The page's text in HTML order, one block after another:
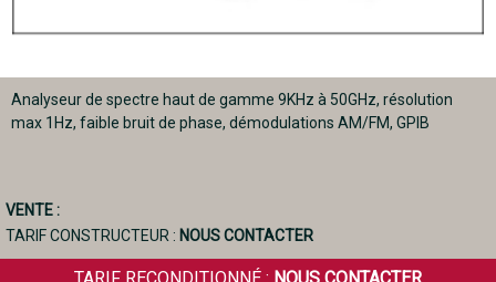
Analyseur de spectre haut de gamme 9KHz à 50GHz, résolution
max 1Hz, faible bruit de phase, démodulations AM/FM, GPIB
VENTE :
TARIF CONSTRUCTEUR : NOUS CONTACTER